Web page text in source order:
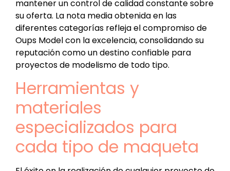
mantener un control de calidad constante sobre
su oferta. La nota media obtenida en las
diferentes categorías refleja el compromiso de
Oups Model con la excelencia, consolidando su
reputación como un destino confiable para
proyectos de modelismo de todo tipo.
Herramientas y
materiales
especializados para
cada tipo de maqueta